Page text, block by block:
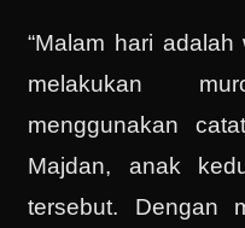
“Malam hari
melakukan
menggunakan
Majdan, anak
tersebut. Dengan